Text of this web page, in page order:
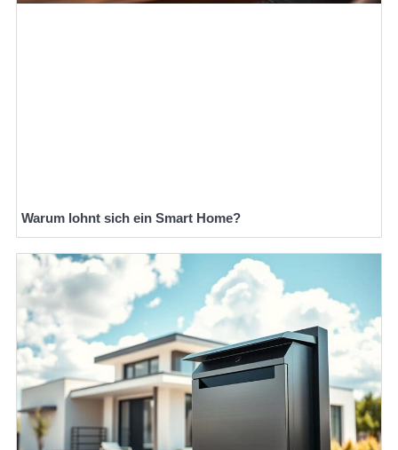
Warum lohnt sich ein Smart Home?